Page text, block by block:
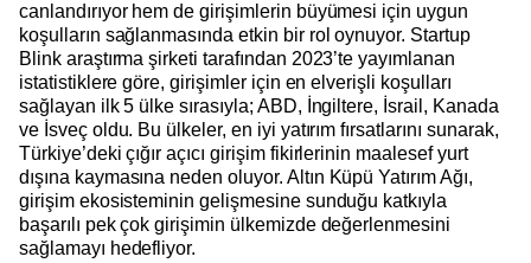
canlandırıyor hem de girişimlerin büyümesi için uygun
koşulların sağlanmasında etkin bir rol oynuyor. Startup
Blink araştırma şirketi tarafından 2023’te yayımlanan
istatistiklere göre, girişimler için en elverişli koşulları
sağlayan ilk 5 ülke sırasıyla; ABD, İngiltere, İsrail, Kanada
ve İsveç oldu. Bu ülkeler, en iyi yatırım fırsatlarını sunarak,
Türkiye’deki çığır açıcı girişim fikirlerinin maalesef yurt
dışına kaymasına neden oluyor. Altın Küpü Yatırım Ağı,
girişim ekosisteminin gelişmesine sunduğu katkıyla
başarılı pek çok girişimin ülkemizde değerlenmesini
sağlamayı hedefliyor.